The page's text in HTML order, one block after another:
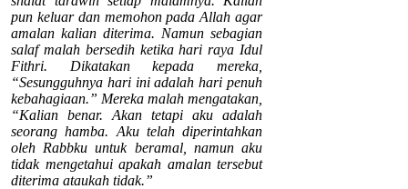
pun keluar dan memohon pada Allah agar
amalan kalian diterima. Namun sebagian
salaf malah bersedih ketika hari raya Idul
Fithri. Dikatakan kepada mereka,
“Sesungguhnya hari ini adalah hari penuh
kebahagiaan.” Mereka malah mengatakan,
“Kalian benar. Akan tetapi aku adalah
seorang hamba. Aku telah diperintahkan
oleh Rabbku untuk beramal, namun aku
tidak mengetahui apakah amalan tersebut
diterima ataukah tidak.”